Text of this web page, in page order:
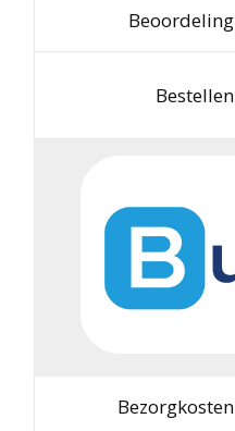
Beoordeling
Bestellen
Bezorgkosten